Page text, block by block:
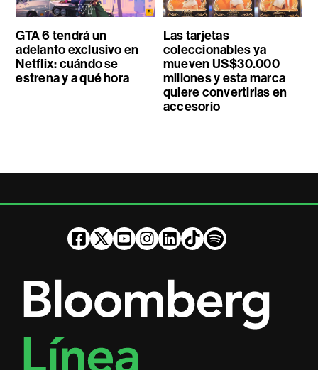
GTA 6 tendrá un
adelanto exclusivo en
Netflix: cuándo se
estrena y a qué hora
Las tarjetas
coleccionables ya
mueven US$30.000
millones y esta marca
quiere convertirlas en
accesorio